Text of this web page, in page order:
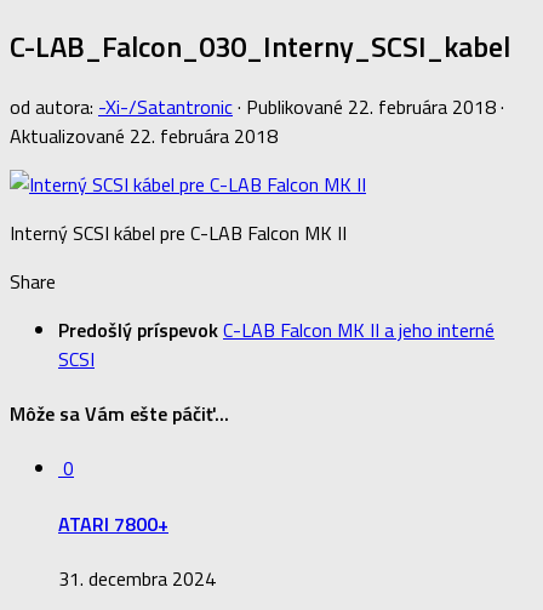
C-LAB_Falcon_030_Interny_SCSI_kabel
od autora: -Xi-/Satantronic· Publikované 22. februára 2018·
Aktualizované 22. februára 2018
Interný SCSI kábel pre C-LAB Falcon MK II
Share
Predošlý príspevokC-LAB Falcon MK II a jeho interné
SCSI
Môže sa Vám ešte páčiť...
0
ATARI 7800+
31. decembra 2024